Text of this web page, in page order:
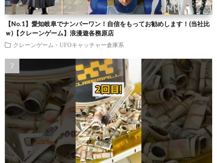
【No.1】愛知岐阜でナンバーワン！自信をもってお勧めします！(当社比
ｗ)【クレーンゲーム】浪漫遊各務原店
クレーンゲーム・UFOキャッチャー倉庫系